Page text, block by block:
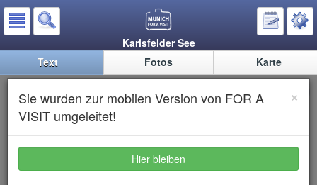
×
Sie wurden zur mobilen Version von FOR A
VISIT umgeleitet!
Hier bleiben
Karlsfelder See
Text
Fotos Karte
Karlsfelder See